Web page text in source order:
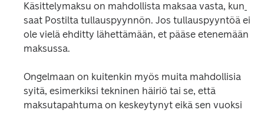
Käsittelymaksu on mahdollista maksaa vasta, kun
saat Postilta tullauspyynnön. Jos tullauspyyntöä ei
ole vielä ehditty lähettämään, et pääse etenemään
maksussa.
Ongelmaan on kuitenkin myös muita mahdollisia
syitä, esimerkiksi tekninen häiriö tai se, että
maksutapahtuma on keskeytynyt eikä sen vuoksi